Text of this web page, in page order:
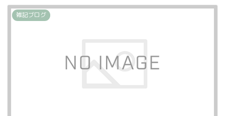
雑記ブログ